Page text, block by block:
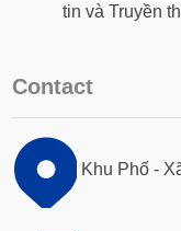
tin và Truyền
Contact
Khu Phố -